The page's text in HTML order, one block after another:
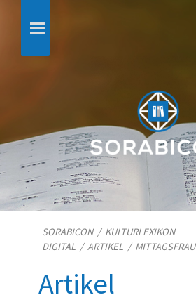
SORABICON/ KULTURLEXIKON
DIGITAL / ARTIKEL / MITTAGSFRAU
Artikel